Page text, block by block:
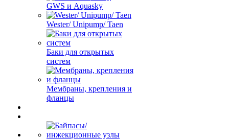
GWS и Aquasky
Wester/ Unipump/ Taen
Баки для открытых
систем
Мембраны, крепления и
фланцы